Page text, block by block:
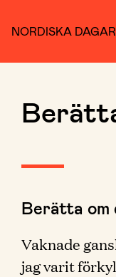
NORDISKA DAGAR
Berätta
Vaknade
jag varit